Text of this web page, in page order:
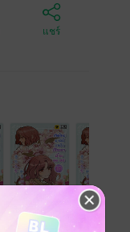
แชร์